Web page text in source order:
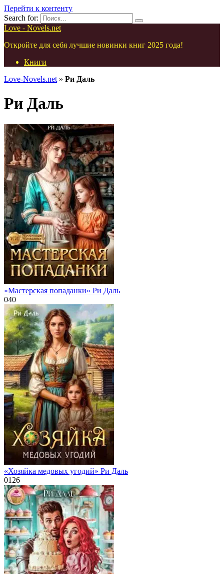
Перейти к контенту
Search for:
Love - Novels.net
Откройте для себя лучшие новинки книг 2025 года!
Книги
Love-Novels.net » Ри Даль
Ри Даль
«Мастерская попаданки» Ри Даль
040
«Хозяйка медовых угодий» Ри Даль
0126